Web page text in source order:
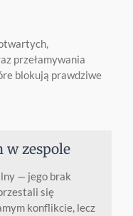
przełamywania
blokują prawdziwe
zespole
— jego brak
się
konflikcie, lecz